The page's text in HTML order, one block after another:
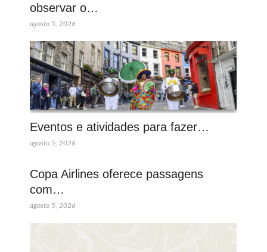
observar o…
agosto 5, 2026
Eventos e atividades para fazer…
agosto 5, 2026
Copa Airlines oferece passagens
com…
agosto 5, 2026